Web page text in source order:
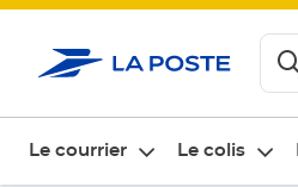
Le courrier Le colis